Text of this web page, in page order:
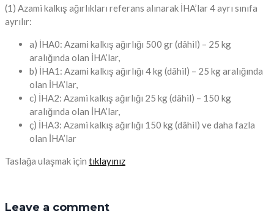
(1) Azami kalkış ağırlıkları referans alınarak İHA’lar 4 ayrı sınıfa
ayrılır:
a) İHA0: Azami kalkış ağırlığı 500 gr (dâhil) – 25 kg
aralığında olan İHA’lar,
b) İHA1: Azami kalkış ağırlığı 4 kg (dâhil) – 25 kg aralığında
olan İHA’lar,
c) İHA2: Azami kalkış ağırlığı 25 kg (dâhil) – 150 kg
aralığında olan İHA’lar,
ç) İHA3: Azami kalkış ağırlığı 150 kg (dâhil) ve daha fazla
olan İHA’lar
Taslağa ulaşmak için tıklayınız
Leave a comment